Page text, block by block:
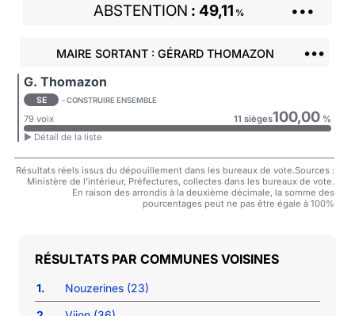
ABSTENTION 49,11 % •••
MAIRE SORTANT : GÉRARD THOMAZON •••
G. Thomazon
SE - CONSTRUIRE ENSEMBLE
79 voix 11 sièges100,00%
► Détail de la liste
Résultats réels issus du dépouillement dans les bureaux de vote.Sources :
Ministère de l'intérieur, Préfectures, collectes dans les bureaux de vote.
En raison des arrondis à la deuxième décimale, la somme des
pourcentages peut ne pas être égale à 100%
COMMUNES VOISINES
1.
Nouzerines (23)